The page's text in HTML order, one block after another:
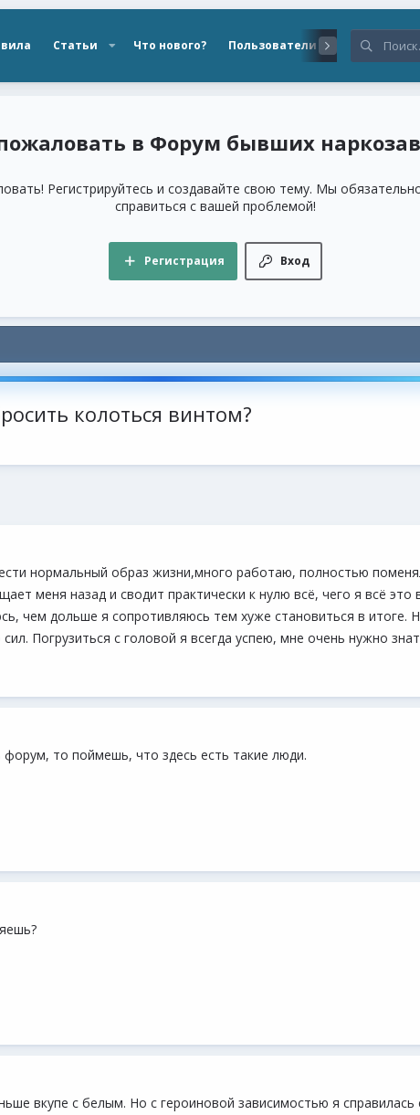
Статьи Что нового? Пользователи
Форум бывших
Регистрируйтесь и создавайте свою тему. Мы
справиться с вашей проблемой!
Вход
Регистрация
колоться винтом?
нормальный образ жизни,много работаю, полностью
меня назад и сводит практически к нулю всё, чего я всё
чем дольше я сопротивляюсь тем хуже становиться в итоге.
Погрузиться с головой я всегда успею, мне очень нужно
то поймешь, что здесь есть такие люди.
вкупе с белым. Но с героиновой зависимостью я